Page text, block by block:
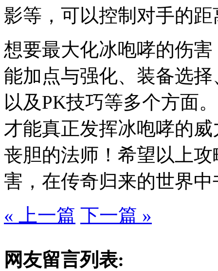
影等，可以控制对手的
想要最大化冰咆哮的伤
能加点与强化、装备选
以及PK技巧等多个方面
才能真正发挥冰咆哮的
丧胆的法师！希望以上
害，在传奇归来的世界
« 上一篇 下一篇 »
网友留言列表: